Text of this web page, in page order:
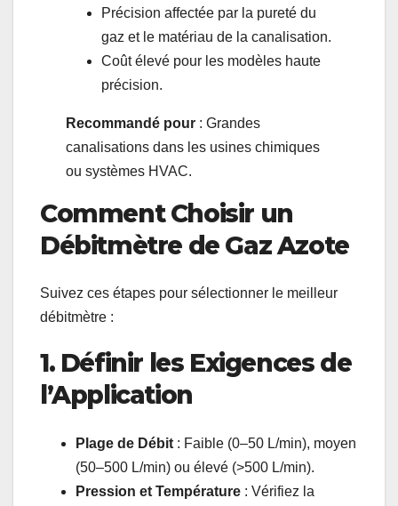
Précision affectée par la pureté du
gaz et le matériau de la canalisation.
Coût élevé pour les modèles haute
précision.
Recommandé pour: Grandes
canalisations dans les usines chimiques
ou systèmes HVAC.
Comment Choisir un
Débitmètre de Gaz Azote
Suivez ces étapes pour sélectionner le meilleur
débitmètre :
1. Définir les Exigences de
l’Application
Plage de Débit : Faible (0–50 L/min), moyen
(50–500 L/min) ou élevé (>500 L/min).
Pression et Température : Vérifiez la